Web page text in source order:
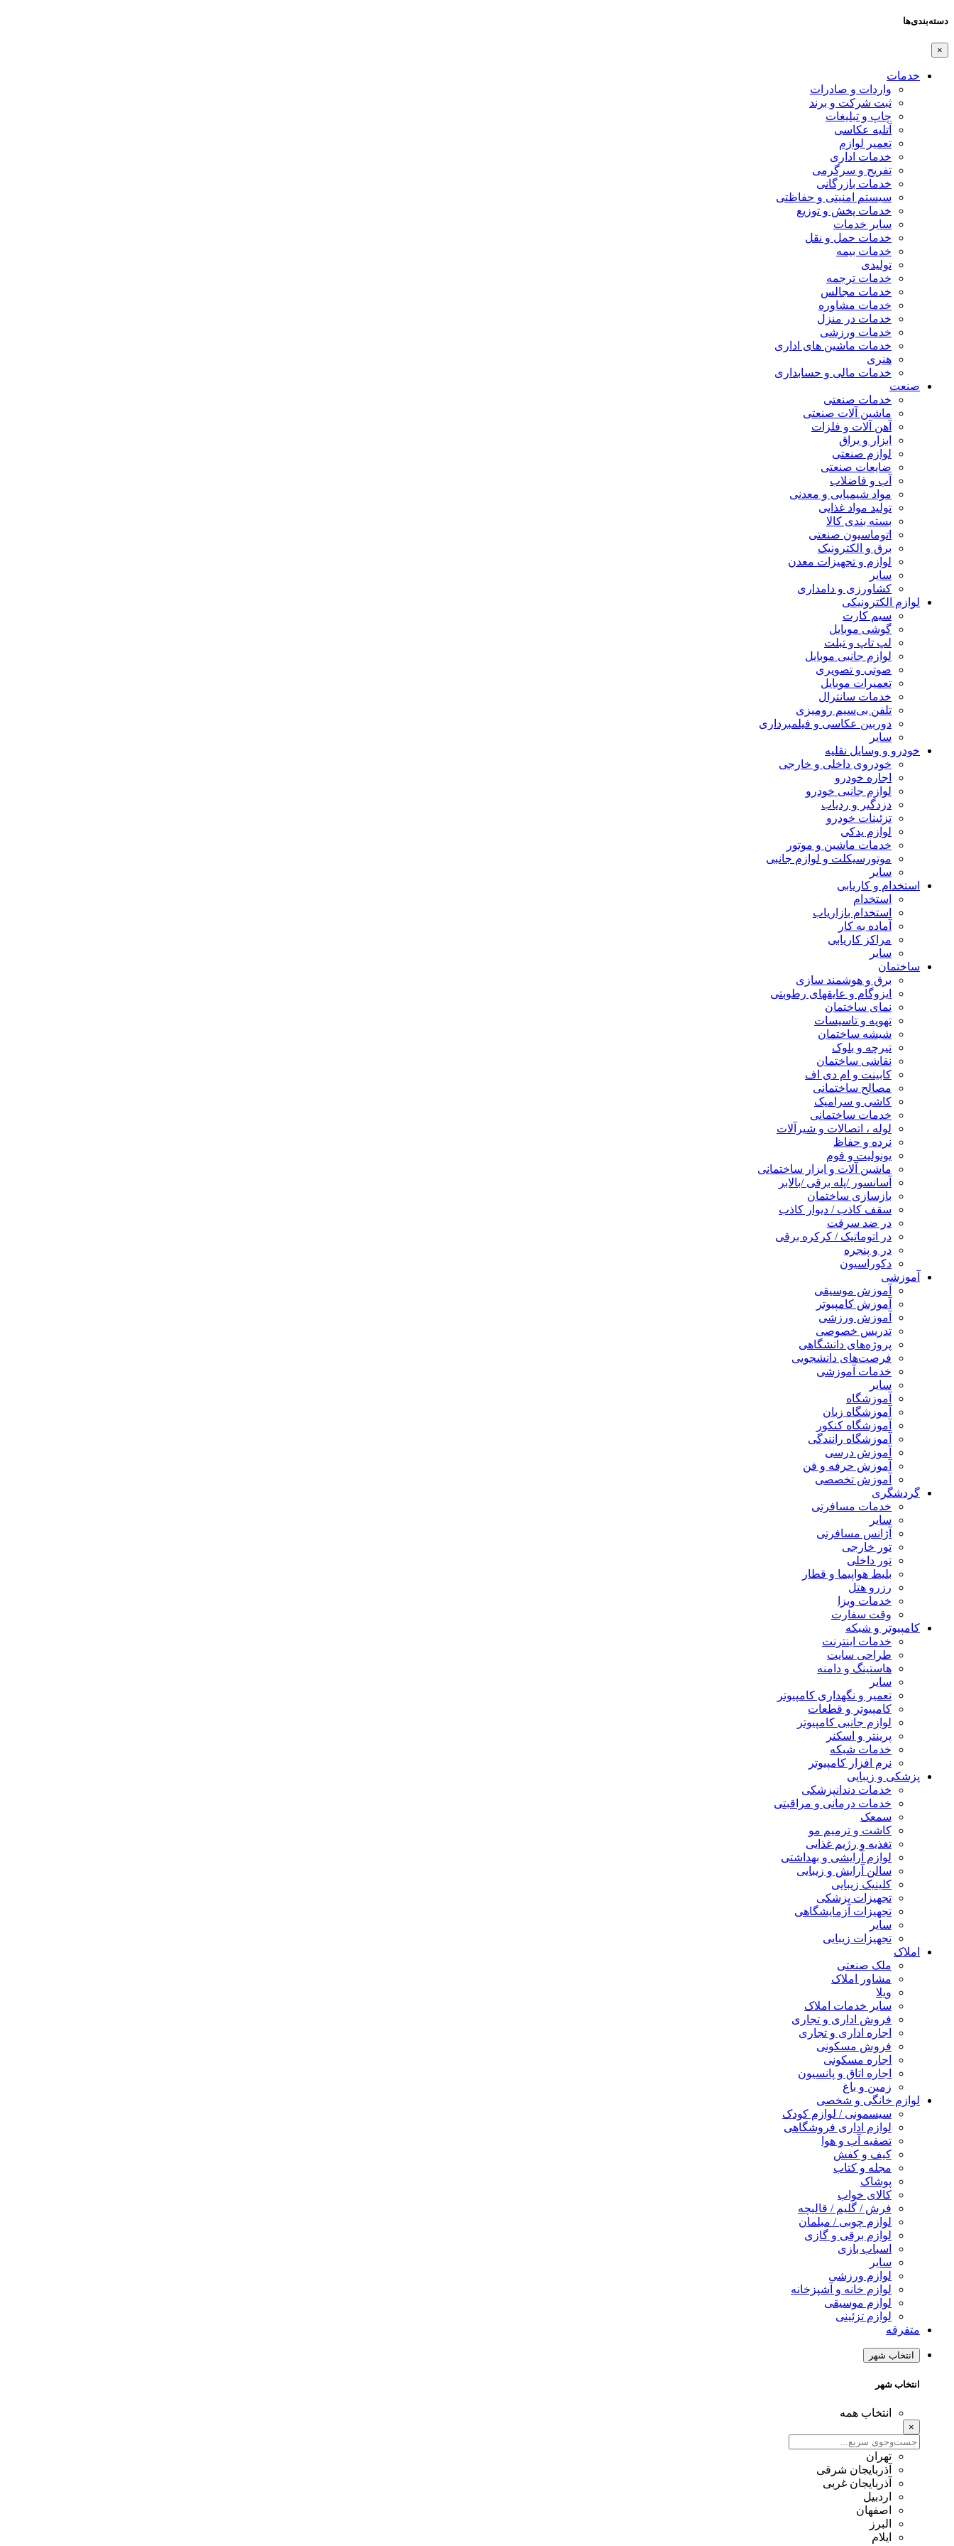
دسته‌بندی‌ها
×
خدمات
واردات و صادرات
ثبت شرکت و برند
چاپ و تبلیغات
آتلیه عکاسی
تعمیر لوازم
خدمات اداری
تفریح و سرگرمی
خدمات بازرگانی
سیستم امنیتی و حفاظتی
خدمات پخش و توزیع
سایر خدمات
خدمات حمل و نقل
خدمات بیمه
تولیدی
خدمات ترجمه
خدمات مجالس
خدمات مشاوره
خدمات در منزل
خدمات ورزشی
خدمات ماشین های اداری
هنری
خدمات مالی و حسابداری
صنعت
خدمات صنعتی
ماشین آلات صنعتی
آهن آلات و فلزات
ابزار و یراق
لوازم صنعتی
ضایعات صنعتی
آب و فاضلاب
مواد شیمیایی و معدنی
تولید مواد غذایی
بسته بندی کالا
اتوماسیون صنعتی
برق و الکترونیک
لوازم و تجهیزات معدن
سایر
کشاورزی و دامداری
لوازم الکترونیکی
سیم کارت
گوشی موبایل
لپ تاپ و تبلت
لوازم جانبی موبایل
صوتی و تصویری
تعمیرات موبایل
خدمات سانترال
تلفن بی‌سیم رومیزی
دوربین عکاسی و فیلمبرداری
سایر
خودرو و وسایل نقلیه
خودروی داخلی و خارجی
اجاره خودرو
لوازم جانبی خودرو
دزدگیر و ردیاب
تزئینات خودرو
لوازم یدکی
خدمات ماشین و موتور
موتورسیکلت و لوازم جانبی
سایر
استخدام و کاریابی
استخدام
استخدام بازاریاب
آماده به کار
مراکز کاریابی
سایر
ساختمان
برق و هوشمند سازی
ایزوگام و عایقهای رطوبتی
نمای ساختمان
تهویه و تاسیسات
شیشه ساختمان
تیرچه و بلوک
نقاشی ساختمان
کابینت و ام دی اف
مصالح ساختمانی
کاشی و سرامیک
خدمات ساختمانی
لوله ، اتصالات و شیرآلات
نرده و حفاظ
یونولیت و فوم
ماشین آلات و ابزار ساختمانی
آسانسور /پله برقی /بالابر
بازسازی ساختمان
سقف کاذب / دیوار کاذب
در ضد سرقت
در اتوماتیک / کرکره برقی
در و پنجره
دکوراسیون
آموزشی
آموزش موسیقی
آموزش کامپیوتر
آموزش ورزشی
تدریس خصوصی
پروژه‌های دانشگاهی
فرصت‌های دانشجویی
خدمات آموزشی
سایر
آموزشگاه
آموزشگاه زبان
آموزشگاه کنکور
آموزشگاه رانندگی
آموزش درسی
آموزش حرفه و فن
آموزش تخصصی
گردشگری
خدمات مسافرتی
سایر
آژانس مسافرتی
تور خارجی
تور داخلی
بلیط هواپیما و قطار
رزرو هتل
خدمات ویزا
وقت سفارت
کامپیوتر و شبکه
خدمات اینترنت
طراحی سایت
هاستینگ و دامنه
سایر
تعمیر و نگهداری کامپیوتر
کامپیوتر و قطعات
لوازم جانبی کامپیوتر
پرینتر و اسکنر
خدمات شبکه
نرم افزار کامپیوتر
پزشکی و زیبایی
خدمات دندانپزشکی
خدمات درمانی و مراقبتی
سمعک
کاشت و ترمیم مو
تغذیه و رژیم غذایی
لوازم آرایشی و بهداشتی
سالن آرایش و زیبایی
کلینیک زیبایی
تجهیزات پزشکی
تجهیزات آزمایشگاهی
سایر
تجهیزات زیبایی
املاک
ملک صنعتی
مشاور املاک
ویلا
سایر خدمات املاک
فروش اداری و تجاری
اجاره اداری و تجاری
فروش مسکونی
اجاره مسکونی
اجاره اتاق و پانسیون
زمین و باغ
لوازم خانگی و شخصی
سیسمونی / لوازم کودک
لوازم اداری فروشگاهی
تصفیه آب و هوا
کیف و کفش
مجله و کتاب
پوشاک
کالای خواب
فرش / گلیم / قالیچه
لوازم چوبی / مبلمان
لوازم برقی و گازی
اسباب بازی
سایر
لوازم ورزشی
لوازم خانه و آشپزخانه
لوازم موسیقی
لوازم تزئینی
متفرقه
انتخاب شهر
انتخاب شهر
انتخاب همه
×
تهران
آذربایجان شرقی
آذربایجان غربی
اردبیل
اصفهان
البرز
ایلام